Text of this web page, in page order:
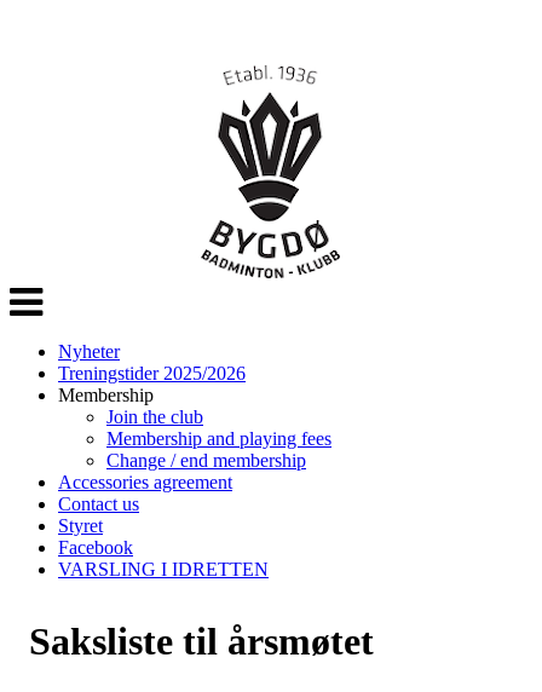
Veksle
navigasjon
Nyheter
Treningstider 2025/2026
Membership
Join the club
Membership and playing fees
Change / end membership
Accessories agreement
Contact us
Styret
Facebook
VARSLING I IDRETTEN
Saksliste til årsmøtet